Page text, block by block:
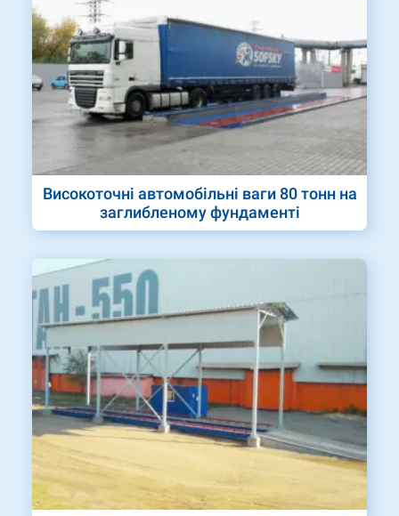
Високоточні автомобільні ваги 80 тонн на
заглибленому фундаменті